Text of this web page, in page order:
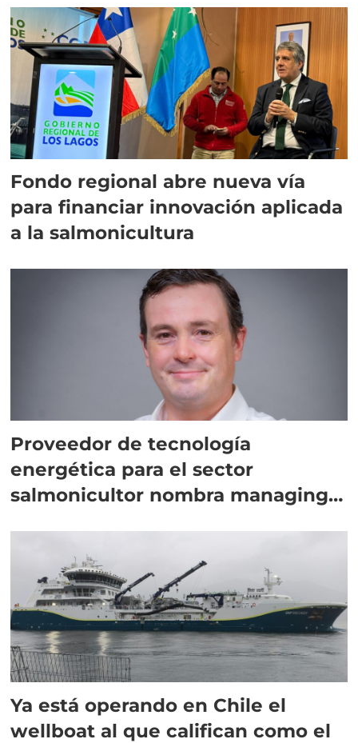
Fondo regional abre nueva vía
para financiar innovación aplicada
a la salmonicultura
Proveedor de tecnología
energética para el sector
salmonicultor nombra managing
Ya está operando en Chile el
wellboat al que califican como el